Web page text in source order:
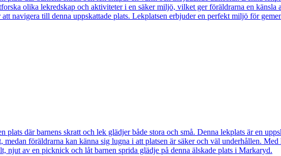
olika lekredskap och aktiviteter i en säker miljö, vilket ger föräldrarna en
navigera till denna uppskattade plats. Lekplatsen erbjuder en perfekt miljö för
där barnens skratt och lek glädjer både stora och små. Denna lekplats är en
föräldrarna kan känna sig lugna i att platsen är säker och väl underhållen.
njut av en picknick och låt barnen sprida glädje på denna älskade plats i Markaryd.